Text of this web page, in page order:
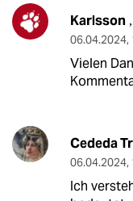
Karlsson ,
06.04.2024,
Vielen
Cededa
06.04.2024,
Ich